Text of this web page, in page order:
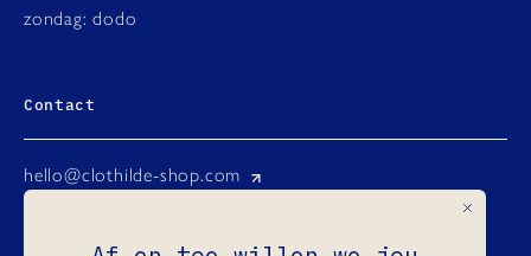
zondag: dodo
Contact
hello@clothilde-shop.com